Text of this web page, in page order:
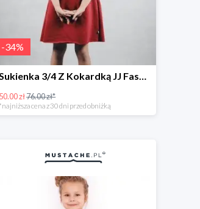
-34%
Sukienka 3/4 Z Kokardką JJ Fashion -34%
50.00 zł76.00 zł*
*najniższa cena z 30 dni przed obniżką